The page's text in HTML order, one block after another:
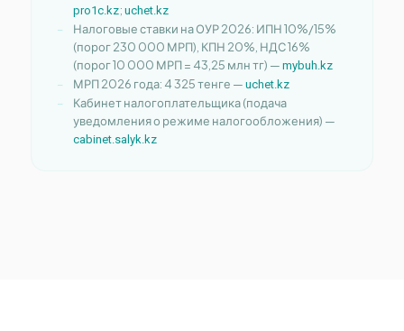
pro1c.kz; uchet.kz
Налоговые ставки на ОУР 2026: ИПН 10%/15%
(порог 230 000 МРП), КПН 20%, НДС 16%
(порог 10 000 МРП = 43,25 млн тг) — mybuh.kz
МРП 2026 года: 4 325 тенге — uchet.kz
Кабинет налогоплательщика (подача
уведомления о режиме налогообложения) —
cabinet.salyk.kz